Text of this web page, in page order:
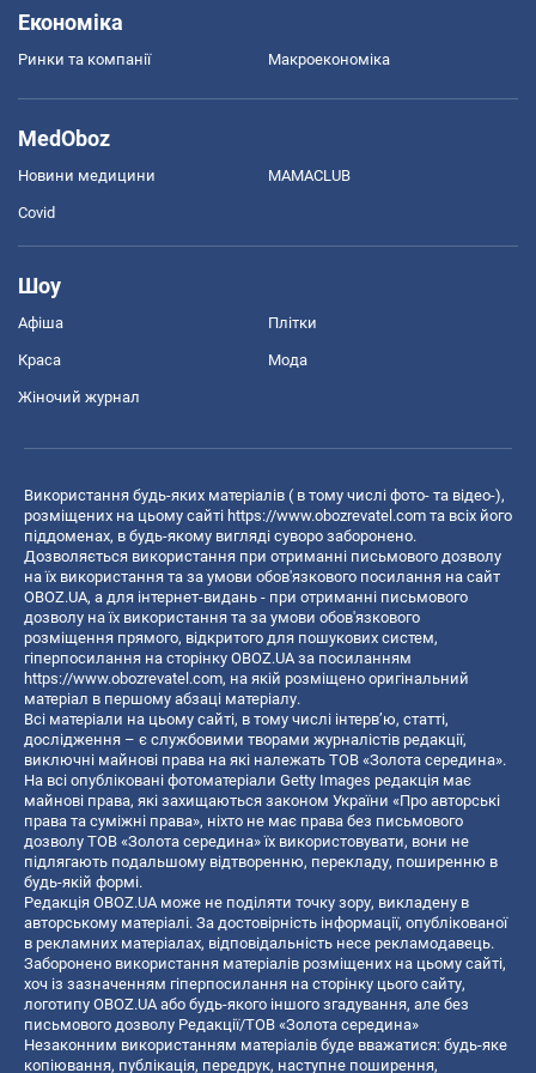
Економіка
Ринки та компанії Макроекономіка
MedOboz
Новини медицини MAMACLUB
Covid
Шоу
Афіша Плітки
Краса Мода
Жіночий журнал
Використання будь-яких матеріалів ( в тому числі фото- та відео-),
розміщених на цьому сайті https://www.obozrevatel.com та всіх його
піддоменах, в будь-якому вигляді суворо заборонено.
Дозволяється використання при отриманні письмового дозволу
на їх використання та за умови обов'язкового посилання на сайт
OBOZ.UA, а для інтернет-видань - при отриманні письмового
дозволу на їх використання та за умови обов'язкового
розміщення прямого, відкритого для пошукових систем,
гіперпосилання на сторінку OBOZ.UA за посиланням
https://www.obozrevatel.com, на якій розміщено оригінальний
матеріал в першому абзаці матеріалу.
Всі матеріали на цьому сайті, в тому числі інтерв’ю, статті,
дослідження – є службовими творами журналістів редакції,
виключні майнові права на які належать ТОВ «Золота середина».
На всі опубліковані фотоматеріали Getty Images редакція має
майнові права, які захищаються законом України «Про авторські
права та суміжні права», ніхто не має права без письмового
дозволу ТОВ «Золота середина» їх використовувати, вони не
підлягають подальшому відтворенню, перекладу, поширенню в
будь-якій формі.
Редакція OBOZ.UA може не поділяти точку зору, викладену в
авторському матеріалі. За достовірність інформації, опублікованої
в рекламних матеріалах, відповідальність несе рекламодавець.
Заборонено використання матеріалів розміщених на цьому сайті,
хоч із зазначенням гіперпосилання на сторінку цього сайту,
логотипу OBOZ.UA або будь-якого іншого згадування, але без
письмового дозволу Редакції/ТОВ «Золота середина»
Незаконним використанням матеріалів буде вважатися: будь-яке
копiювання, публiкацiя, передрук, наступне поширення,